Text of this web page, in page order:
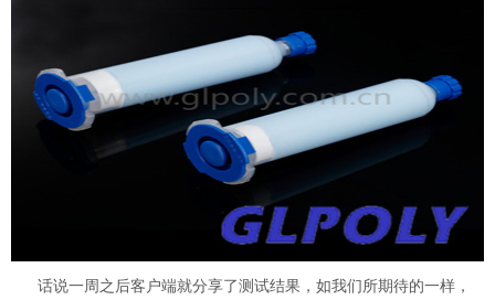
话说一周之后客户端就分享了测试结果，如我们所期待的一样，